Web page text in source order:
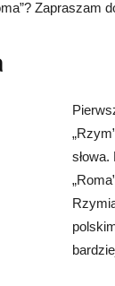
Zapraszam
słowa.